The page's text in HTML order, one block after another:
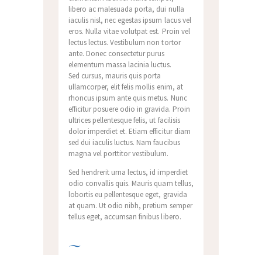
libero ac malesuada porta, dui nulla
iaculis nisl, nec egestas ipsum lacus vel
eros. Nulla vitae volutpat est. Proin vel
lectus lectus. Vestibulum non tortor
ante. Donec consectetur purus
elementum massa lacinia luctus.
Sed cursus, mauris quis porta
ullamcorper, elit felis mollis enim, at
rhoncus ipsum ante quis metus. Nunc
efficitur posuere odio in gravida. Proin
ultrices pellentesque felis, ut facilisis
dolor imperdiet et. Etiam efficitur diam
sed dui iaculis luctus. Nam faucibus
magna vel porttitor vestibulum.
Sed hendrerit urna lectus, id imperdiet
odio convallis quis. Mauris quam tellus,
lobortis eu pellentesque eget, gravida
at quam. Ut odio nibh, pretium semper
tellus eget, accumsan finibus libero.